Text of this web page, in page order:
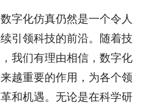
字化仿真仍然是一个令人
引领科技的前沿。随着技
我们有理由相信，数字化
越重要的作用，为各个领
和机遇。无论是在科学研